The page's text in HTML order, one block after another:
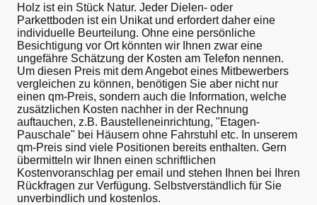
Holz ist ein Stück Natur. Jeder Dielen- oder
Parkettboden ist ein Unikat und erfordert daher eine
individuelle Beurteilung. Ohne eine persönliche
Besichtigung vor Ort könnten wir Ihnen zwar eine
ungefähre Schätzung der Kosten am Telefon nennen.
Um diesen Preis mit dem Angebot eines Mitbewerbers
vergleichen zu können, benötigen Sie aber nicht nur
einen qm-Preis, sondern auch die Information, welche
zusätzlichen Kosten nachher in der Rechnung
auftauchen, z.B. Baustelleneinrichtung, "Etagen-
Pauschale" bei Häusern ohne Fahrstuhl etc. In unserem
qm-Preis sind viele Positionen bereits enthalten. Gern
übermitteln wir Ihnen einen schriftlichen
Kostenvoranschlag per email und stehen Ihnen bei Ihren
Rückfragen zur Verfügung. Selbstverständlich für Sie
unverbindlich und kostenlos.